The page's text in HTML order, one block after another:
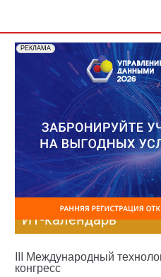
РЕКЛАМА
ИТ-календарь
III Международный
конгресс